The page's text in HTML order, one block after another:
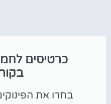
כרטיסים
בחרו את